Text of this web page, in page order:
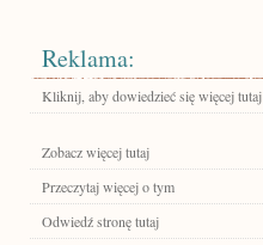
Reklama:
Kliknij, aby dowiedzieć się więcej tutaj
Zobacz więcej tutaj
Przeczytaj więcej o tym
Odwiedź stronę tutaj